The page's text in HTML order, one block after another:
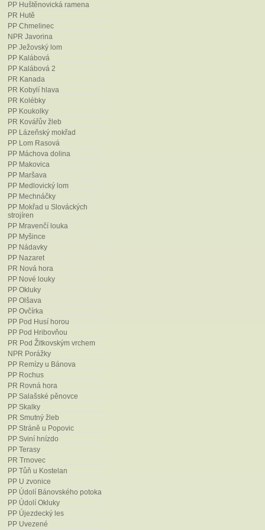
PP Huštěnovická ramena
PR Hutě
PP Chmelinec
NPR Javorina
PP Ježovský lom
PP Kalábová
PP Kalábová 2
PR Kanada
PR Kobylí hlava
PR Kolébky
PP Koukolky
PR Kovářův žleb
PP Lázeňský mokřad
PP Lom Rasová
PP Máchova dolina
PP Makovica
PP Maršava
PP Medlovický lom
PP Mechnáčky
PP Mokřad u Slováckých
strojíren
PP Mravenčí louka
PP Myšince
PP Nádavky
PP Nazaret
PR Nová hora
PP Nové louky
PP Okluky
PP Olšava
PP Ovčírka
PP Pod Husí horou
PP Pod Hribovňou
PR Pod Žitkovským vrchem
NPR Porážky
PP Remízy u Bánova
PP Rochus
PR Rovná hora
PP Salašské pěnovce
PP Skalky
PR Smutný žleb
PP Stráně u Popovic
PP Sviní hnízdo
PP Terasy
PR Trnovec
PP Tůň u Kostelan
PP U zvonice
PP Údolí Bánovského potoka
PP Údolí Okluky
PP Újezdecký les
PP Uvezené